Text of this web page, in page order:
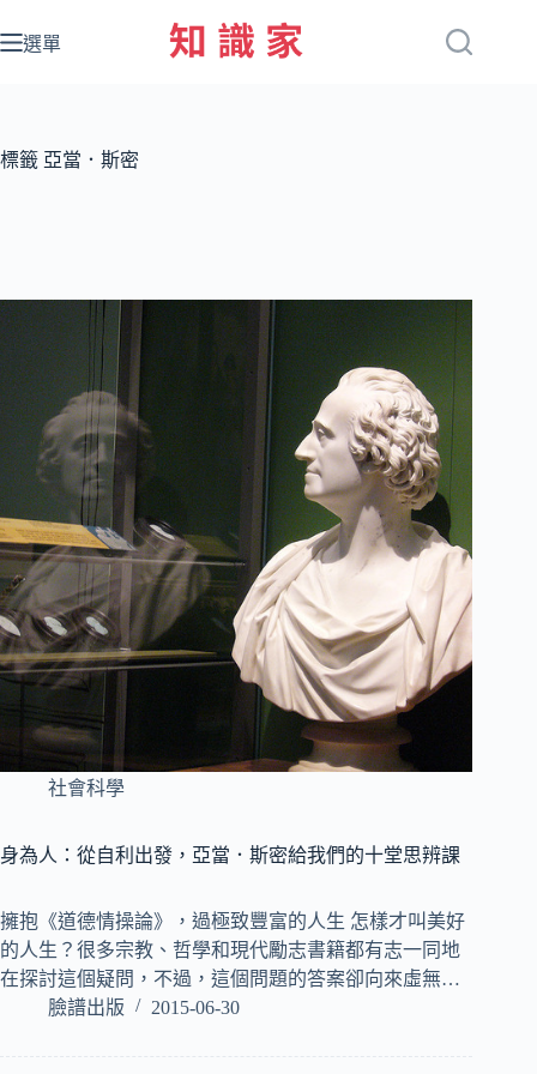
至
容
選單
標籤 亞當．斯密
社會科學
身為人：從自利出發，亞當．斯密給我們的十堂思辨課
擁抱《道德情操論》，過極致豐富的人生 怎樣才叫美好
的人生？很多宗教、哲學和現代勵志書籍都有志一同地
在探討這個疑問，不過，這個問題的答案卻向來虛無…
臉譜出版
2015-06-30